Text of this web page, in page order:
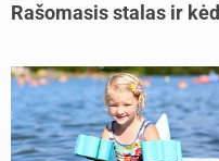
Rašomasis stalas ir